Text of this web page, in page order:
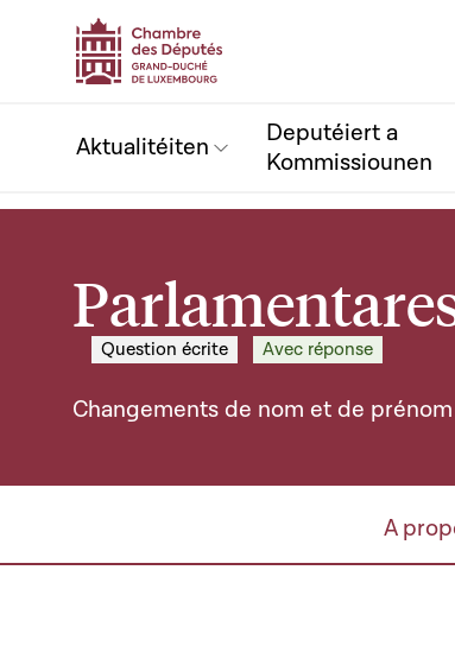
Aktualitéiten
Deputéiert a
Kommissiounen
Question écrite Avec réponse
Changements de nom et de prénom
A